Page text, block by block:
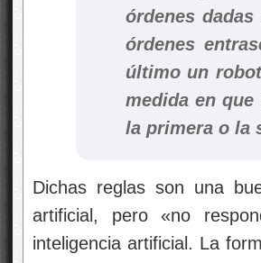
órdenes
órdenes
último un
medida en
la primera o la
Dichas reglas son una
artificial, pero «no
inteligencia artificial. La